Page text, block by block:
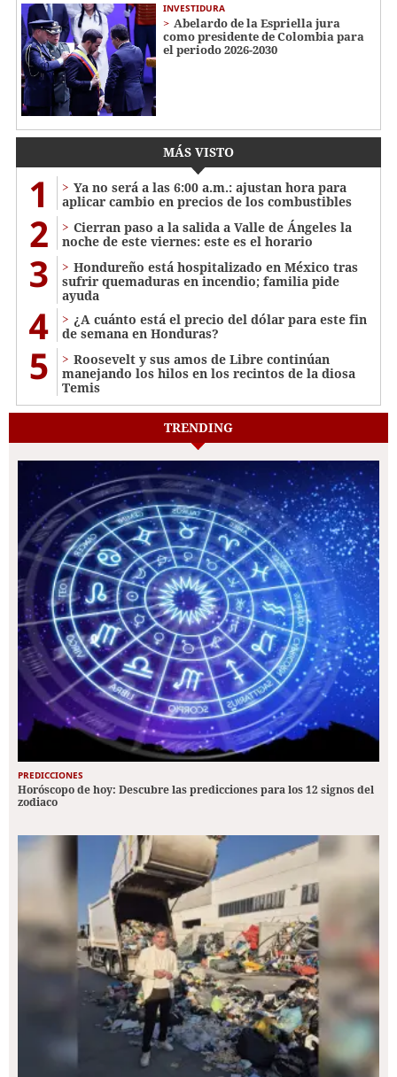
INVESTIDURA
Abelardo de la Espriella jura
como presidente de Colombia para
el periodo 2026-2030
MÁS VISTO
1
Ya no será a las 6:00 a.m.: ajustan hora para
aplicar cambio en precios de los combustibles
2
Cierran paso a la salida a Valle de Ángeles la
noche de este viernes: este es el horario
3
Hondureño está hospitalizado en México tras
sufrir quemaduras en incendio; familia pide
ayuda
4
¿A cuánto está el precio del dólar para este fin
de semana en Honduras?
5
Roosevelt y sus amos de Libre continúan
manejando los hilos en los recintos de la diosa
Temis
TRENDING
PREDICCIONES
Horóscopo de hoy: Descubre las predicciones para los 12 signos del
zodiaco